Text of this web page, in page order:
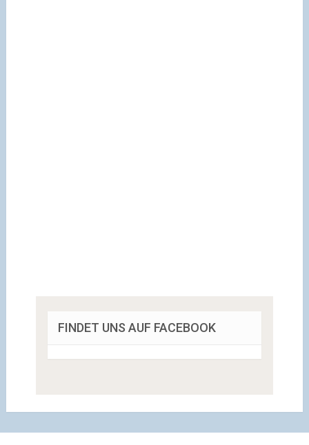
FINDET UNS AUF FACEBOOK